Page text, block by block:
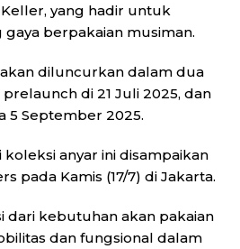
yang hadir untuk
berpakaian musiman.
diluncurkan dalam dua
di 21 Juli 2025, dan
5 September 2025.
anyar ini disampaikan
pada Kamis (17/7) di Jakarta.
dari kebutuhan akan pakaian
dan fungsional dalam